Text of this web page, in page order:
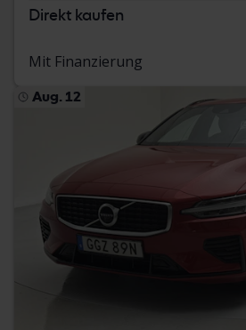
Direkt kaufen
Mit Finanzierung
Aug. 12